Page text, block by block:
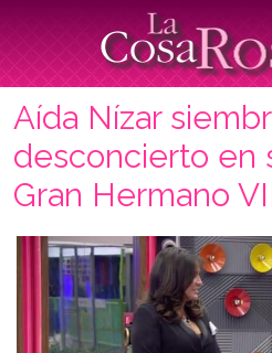
Aída Nízar
desconcierto en
Gran Hermano